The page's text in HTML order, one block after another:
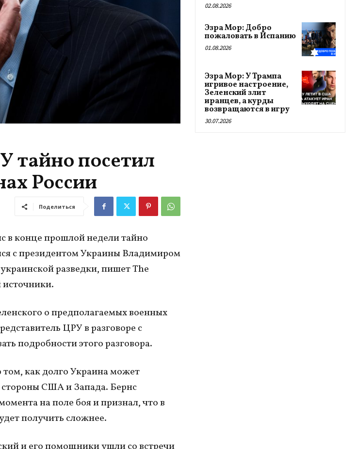
тайно посетил
России
Поделиться
в конце прошлой недели тайно
с президентом Украины Владимиром
разведки, пишет The
о предполагаемых военных
ЦРУ в разговоре с
подробности этого разговора.
как долго Украина может
США и Запада. Бернс
на поле боя и признал, что в
получить сложнее.
02.08.2026
Эзра Мор: Добро
пожаловать в Испанию
01.08.2026
Эзра Мор: У Трампа
игривое настроение,
Зеленский злит
иранцев, а курды
возвращаются в игру
30.07.2026